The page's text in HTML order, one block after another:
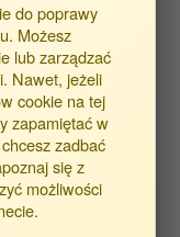
do poprawy
Możesz
lub zarządzać
Nawet, jeżeli
cookie na tej
zapamiętać w
zadbać
się z
możliwości